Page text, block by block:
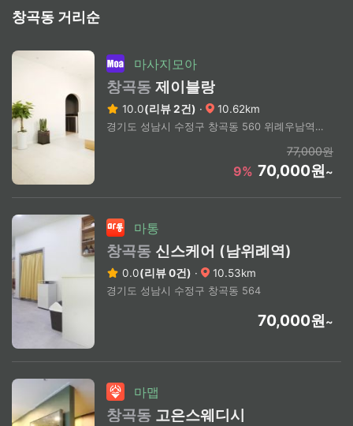
창곡동 거리순
마사지모아
창곡동 제이블랑
10.0(리뷰 2건) · 10.62km
경기도 성남시 수정구 창곡동 560 위례우남역아이파크 2층
77,000원
9% 70,000원~
마통
창곡동 신스케어 (남위례역)
0.0(리뷰 0건) · 10.53km
경기도 성남시 수정구 창곡동 564
70,000원~
마맵
창곡동 고은스웨디시